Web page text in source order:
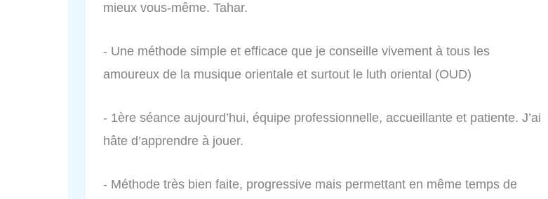
mieux vous-même. Tahar.
- Une méthode simple et efficace que je conseille vivement à tous les
amoureux de la musique orientale et surtout le luth oriental (OUD)
- 1ère séance aujourd’hui, équipe professionnelle, accueillante et patiente. J’ai
hâte d’apprendre à jouer.
- Méthode très bien faite, progressive mais permettant en même temps de